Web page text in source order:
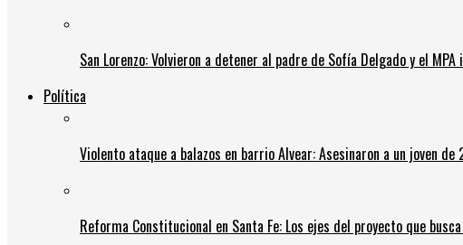
San Lorenzo: Volvieron a detener al padre de Sofía Delgado y el
Política
Violento ataque a balazos en barrio Alvear: Asesinaron a un joven
Reforma Constitucional en Santa Fe: Los ejes del proyecto que